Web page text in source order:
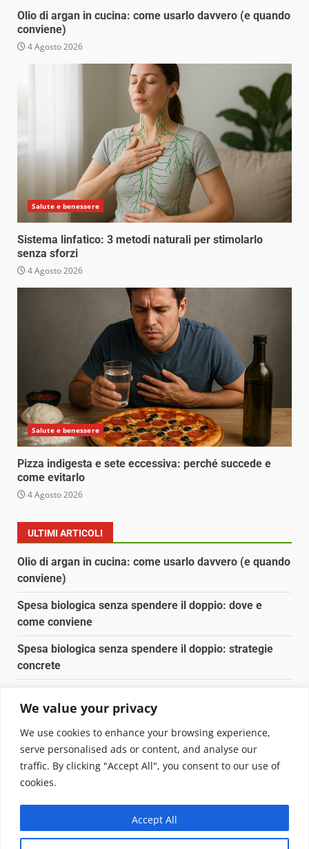
We value your privacy
We use cookies to enhance your browsing experience,
serve personalised ads or content, and analyse our
traffic. By clicking "Accept All", you consent to our use of
cookies.
Accept All
Olio di argan in cucina: come usarlo davvero (e quando
conviene)
4 Agosto 2026
Salute e benessere
Sistema linfatico: 3 metodi naturali per stimolarlo
senza sforzi
4 Agosto 2026
Salute e benessere
Pizza indigesta e sete eccessiva: perché succede e
come evitarlo
4 Agosto 2026
ULTIMI ARTICOLI
Olio di argan in cucina: come usarlo davvero (e quando
conviene)
Spesa biologica senza spendere il doppio: dove e
come conviene
Spesa biologica senza spendere il doppio: strategie
concrete
Pulizia naturale della casa: 3 ingredienti che
sostituiscono 10 prodotti chimici
Copyright © 2025 Biopianeta.it proprietà di Jws Media
Questo blog non è una testata giornalistica, in quanto
viene aggiornato senza alcuna periodicità. Non può
pertanto considerarsi un prodotto editoriale ai sensi